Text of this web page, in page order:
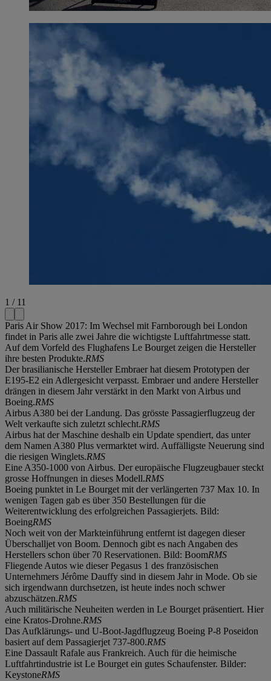
1 / 11
Paris Air Show 2017: Im Wechsel mit Farnborough bei London
findet in Paris alle zwei Jahre die wichtigste Luftfahrtmesse statt.
Auf dem Vorfeld des Flughafens Le Bourget zeigen die Hersteller
ihre besten Produkte.RMS
Der brasilianische Hersteller Embraer hat diesem Prototypen der
E195-E2 ein Adlergesicht verpasst. Embraer und andere Hersteller
drängen in diesem Jahr verstärkt in den Markt von Airbus und
Boeing.RMS
Airbus A380 bei der Landung. Das grösste Passagierflugzeug der
Welt verkaufte sich zuletzt schlecht.RMS
Airbus hat der Maschine deshalb ein Update spendiert, das unter
dem Namen A380 Plus vermarktet wird. Auffälligste Neuerung sind
die riesigen Winglets.RMS
Eine A350-1000 von Airbus. Der europäische Flugzeugbauer steckt
grosse Hoffnungen in dieses Modell.RMS
Boeing punktet in Le Bourget mit der verlängerten 737 Max 10. In
wenigen Tagen gab es über 350 Bestellungen für die
Weiterentwicklung des erfolgreichen Passagierjets. Bild:
BoeingRMS
Noch weit von der Markteinführung entfernt ist dagegen dieser
Überschalljet von Boom. Dennoch gibt es nach Angaben des
Herstellers schon über 70 Reservationen. Bild: BoomRMS
Fliegende Autos wie dieser Pegasus 1 des französischen
Unternehmers Jérôme Dauffy sind in diesem Jahr in Mode. Ob sie
sich irgendwann durchsetzen, ist heute indes noch schwer
abzuschätzen.RMS
Auch militärische Neuheiten werden in Le Bourget präsentiert. Hier
eine Kratos-Drohne.RMS
Das Aufklärungs- und U-Boot-Jagdflugzeug Boeing P-8 Poseidon
basiert auf dem Passagierjet 737-800.RMS
Eine Dassault Rafale aus Frankreich. Auch für die heimische
Luftfahrtindustrie ist Le Bourget ein gutes Schaufenster. Bilder:
KeystoneRMS